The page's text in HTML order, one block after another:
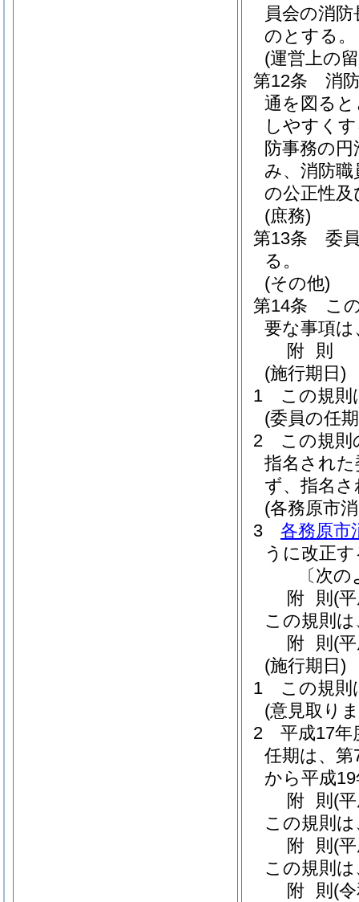
員会の消
のとする。
(運営上の
第12条
消
通を図る
しやすく
防事務の
み、消防
の公正性
(庶務)
第13条
委
る。
(その他)
第14条
こ
要な事項
附 則
(施行期日)
1
この規則
(委員の任
2
この規則
指名され
ず、指名
(各務原市
3
各務原市
うに改正
〔次
附 則 (
この規則
附 則 (
(施行期日)
1
この規則
(意見取り
2
平成17
任期は、
から平成
附 則 (
この規則
附 則 (
この規則
附 則 (